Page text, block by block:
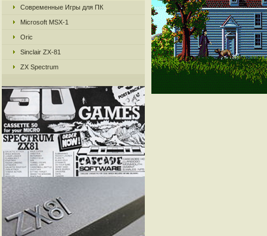
Современные Игры для ПК
Microsoft MSX-1
Oric
Sinclair ZX-81
ZX Spectrum